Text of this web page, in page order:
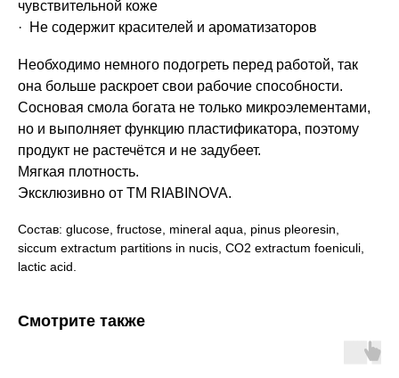
чувствительной коже
· ‌ Не содержит красителей и ароматизаторов
Необходимо немного подогреть перед работой, так
она больше раскроет свои рабочие способности.
Сосновая смола богата не только микроэлементами,
но и выполняет функцию пластификатора, поэтому
продукт не растечётся и не задубеет.
Мягкая плотность.
Эксклюзивно от ТМ RIABINOVA.
Состав: glucose, fructose, mineral aqua, pinus pleoresin,
siccum extractum partitions in nucis, CO2 extractum foeniculi,
lactic acid.
Смотрите также